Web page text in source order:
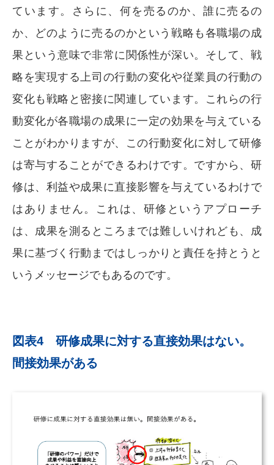
ています。さらに、何を売るのか、誰に売るの
か、どのように売るのかという戦略も各職場の成
果という意味で非常に関係性が深い。そして、戦
略を実現する上司の行動の変化や従業員の行動の
変化も戦略と密接に関連しています。これらの行
動変化が各職場の成果に一定の効果を与えている
ことがわかりますが、この行動変化に対して研修
は寄与することができるわけです。ですから、研
修は、利益や成果に直接影響を与えているわけで
はありません。これは、研修というアプローチ
は、成果を測るところまでは難しいけれども、成
果に基づく行動まではしっかりと責任を持とうと
いうメッセージでもあるのです。
図表4 研修成果に対する直接効果はない。
間接効果がある